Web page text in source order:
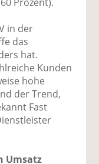
in der
das
hat.
Kunden
hohe
der Trend,
Fast
Umsatz